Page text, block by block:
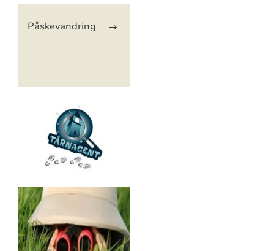
Påskevandring